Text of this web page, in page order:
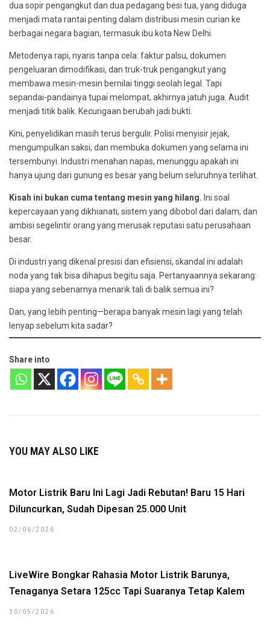
dua sopir pengangkut dan dua pedagang besi tua, yang diduga
menjadi mata rantai penting dalam distribusi mesin curian ke
berbagai negara bagian, termasuk ibu kota New Delhi.
Metodenya rapi, nyaris tanpa cela: faktur palsu, dokumen
pengeluaran dimodifikasi, dan truk-truk pengangkut yang
membawa mesin-mesin bernilai tinggi seolah legal. Tapi
sepandai-pandainya tupai melompat, akhirnya jatuh juga. Audit
menjadi titik balik. Kecurigaan berubah jadi bukti.
Kini, penyelidikan masih terus bergulir. Polisi menyisir jejak,
mengumpulkan saksi, dan membuka dokumen yang selama ini
tersembunyi. Industri menahan napas, menunggu apakah ini
hanya ujung dari gunung es besar yang belum seluruhnya terlihat.
Kisah ini bukan cuma tentang mesin yang hilang. Ini soal
kepercayaan yang dikhianati, sistem yang dibobol dari dalam, dan
ambisi segelintir orang yang merusak reputasi satu perusahaan
besar.
Di industri yang dikenal presisi dan efisiensi, skandal ini adalah
noda yang tak bisa dihapus begitu saja. Pertanyaannya sekarang:
siapa yang sebenarnya menarik tali di balik semua ini?
Dan, yang lebih penting—berapa banyak mesin lagi yang telah
lenyap sebelum kita sadar?
Share into
YOU MAY ALSO LIKE
Motor Listrik Baru Ini Lagi Jadi Rebutan! Baru 15 Hari
Diluncurkan, Sudah Dipesan 25.000 Unit
02/06/2026
LiveWire Bongkar Rahasia Motor Listrik Barunya,
Tenaganya Setara 125cc Tapi Suaranya Tetap Kalem
30/05/2026